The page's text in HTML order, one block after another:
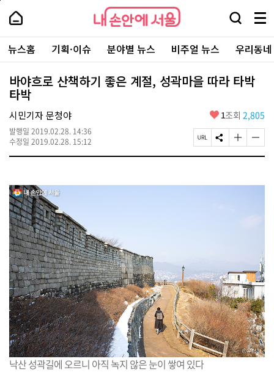
본
로
가
내
손
안
에
서
울
-
서
울
시
대
표
소
통
포
내
손
에
울
검
창
열
기
메
뉴
전
체
보
주
요
서
뉴스홈 기획·이슈 분야별 뉴스 비주얼 뉴스 우리동
바야흐로 산책하기 좋은 계절, 성곽마을 따라 타박
타박
시민기자 문청야
발행일 2019.02.28. 14:36
수정일 2019.02.28. 15:12
좋
요
1조회 2,805
페
이
R
S
N
유
글
자
크
글
자
작
낙산 성곽길에 오르니 아직 녹지 않은 눈이 쌓여 있다
페
상
단
로